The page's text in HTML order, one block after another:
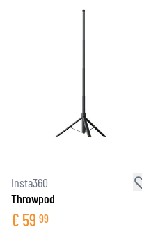
Insta360
Throwpod
€ 59 99